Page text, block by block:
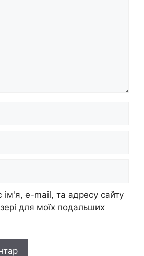
ім'я, e-mail, та адресу сайту
для моїх подальших